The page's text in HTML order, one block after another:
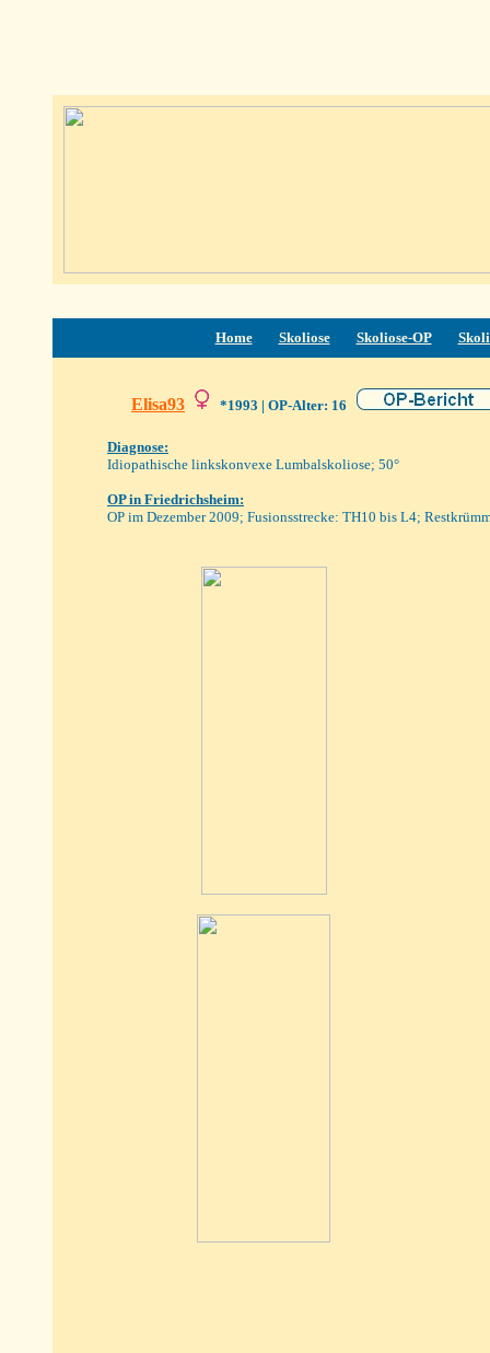
Home Skoliose Skoliose-OP
Elisa93 *1993 | OP-Alter: 16
Diagnose:
Idiopathische linkskonvexe Lumbalskoliose; 50°
OP in Friedrichsheim:
OP im Dezember 2009; Fusionsstrecke: TH10 bis L4;